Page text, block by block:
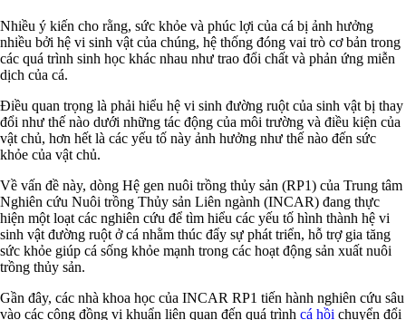
Nhiều ý kiến cho rằng, sức khỏe và phúc lợi của cá bị ảnh hưởng
nhiều bởi hệ vi sinh vật của chúng, hệ thống đóng vai trò cơ bản trong
các quá trình sinh học khác nhau như trao đổi chất và phản ứng miễn
dịch của cá.
Điều quan trọng là phải hiểu hệ vi sinh đường ruột của sinh vật bị thay
đổi như thế nào dưới những tác động của môi trường và điều kiện của
vật chủ, hơn hết là các yếu tố này ảnh hưởng như thế nào đến sức
khỏe của vật chủ.
Về vấn đề này, dòng Hệ gen nuôi trồng thủy sản (RP1) của Trung tâm
Nghiên cứu Nuôi trồng Thủy sản Liên ngành (INCAR) đang thực
hiện một loạt các nghiên cứu để tìm hiểu các yếu tố hình thành hệ vi
sinh vật đường ruột ở cá nhằm thúc đẩy sự phát triển, hỗ trợ gia tăng
sức khỏe giúp cá sống khỏe mạnh trong các hoạt động sản xuất nuôi
trồng thủy sản.
Gần đây, các nhà khoa học của INCAR RP1 tiến hành nghiên cứu sâu
vào các cộng đồng vi khuẩn liên quan đến quá trình cá hồi chuyển đổi